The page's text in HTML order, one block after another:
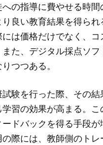
の指導に費やせる時
良い教育結果を得ら
は価格だけでなく、
た、デジタル採点ソ
つつある。
験を行った際、その
習の効果が高まる。
ドバックを得る手段
際には、教師側のト